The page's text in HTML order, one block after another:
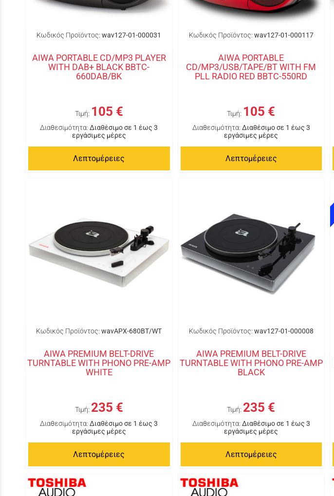
Κωδικός Προϊόντος: wav127-01-000031
AIWA PORTABLE CD/MP3 PLAYER
WITH DAB+ BLACK BBTC-
660DAB/BK
Τιμή: 105 €
Διαθεσιμότητα: Διαθέσιμο σε 1 έως 3
εργάσιμες μέρες
Λεπτομέρειες
Κωδικός Προϊόντος: wav127-01-000117
AIWA PORTABLE
CD/MP3/USB/TAPE/BT WITH FM
PLL RADIO RED BBTC-550RD
Τιμή: 105 €
Διαθεσιμότητα: Διαθέσιμο σε 1 έως 3
εργάσιμες μέρες
Λεπτομέρειες
Κωδικός Προϊόντος: wavAPX-680BT/WT
AIWA PREMIUM BELT-DRIVE
TURNTABLE WITH PHONO PRE-AMP
WHITE
Τιμή: 235 €
Διαθεσιμότητα: Διαθέσιμο σε 1 έως 3
εργάσιμες μέρες
Λεπτομέρειες
Κωδικός Προϊόντος: wav127-01-000008
AIWA PREMIUM BELT-DRIVE
TURNTABLE WITH PHONO PRE-AMP
BLACK
Τιμή: 235 €
Διαθεσιμότητα: Διαθέσιμο σε 1 έως 3
εργάσιμες μέρες
Λεπτομέρειες